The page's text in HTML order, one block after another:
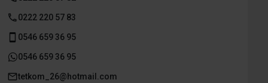
0222 220 57 83
0546 659 36 95
0546 659 36 95
tetkom_26@hotmail.com